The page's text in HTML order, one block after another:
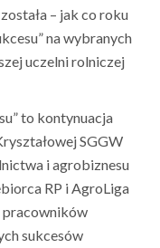
– jak co roku
na wybranych
uczelni rolniczej
to kontynuacja
SGGW
i agrobiznesu
RP i AgroLiga
pracowników
sukcesów